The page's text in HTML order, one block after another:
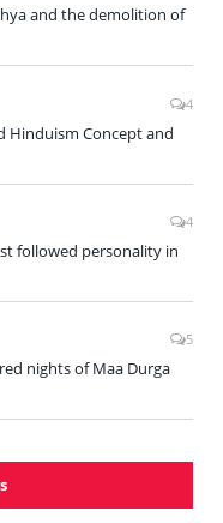
and the demolition of
4
Hinduism Concept and
4
followed personality in
5
nights of Maa Durga